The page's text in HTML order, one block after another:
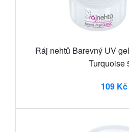
Ráj nehtů Barevný UV
Turquoise
109 Kč